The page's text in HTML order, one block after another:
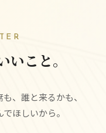
こと。
も、誰と来るかも、
ほしいから。